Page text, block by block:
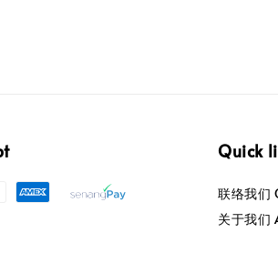
Quick
联络我们
关于我们